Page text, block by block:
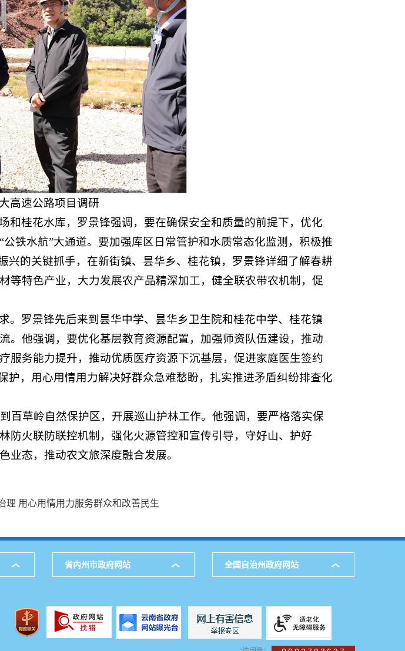
高速公路项目调研
和桂花水库，罗景锋强调，要在确保安全和质量的前提下，优化
铁水航”大通道。要加强库区日常管护和水质常态化监测，积极推
兴的关键抓手，在新街镇、昙华乡、桂花镇，罗景锋详细了解春耕
等特色产业，大力发展农产品精深加工，健全联农带农机制，促
。罗景锋先后来到昙华中学、昙华乡卫生院和桂花中学、桂花镇
。他强调，要优化基层教育资源配置，加强师资队伍建设，推动
服务能力提升，推动优质医疗资源下沉基层，促进家庭医生签约
护，用心用情用力解决好群众急难愁盼，扎实推进矛盾纠纷排查化
百草岭自然保护区，开展巡山护林工作。他强调，要严格落实保
防火联防联控机制，强化火源管控和宣传引导，守好山、护好
业态，推动农文旅深度融合发展。
理 用心用情用力服务群众和改善民生
省内州市政府网站 全国自治州政府网站